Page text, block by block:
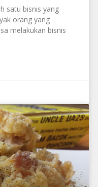
satu bisnis yang
orang yang
melakukan bisnis